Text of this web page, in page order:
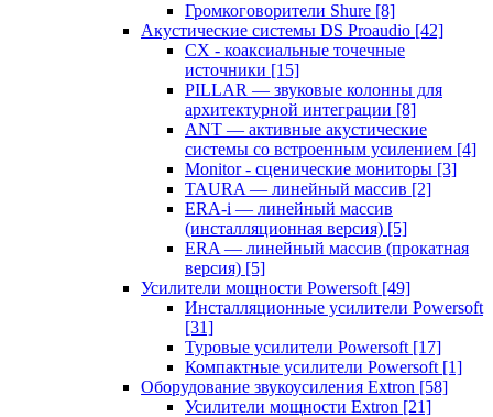
Громкоговорители Shure [8]
Акустические системы DS Proaudio [42]
CX - коаксиальные точечные
источники [15]
PILLAR — звуковые колонны для
архитектурной интеграции [8]
ANT — активные акустические
системы со встроенным усилением [4]
Monitor - сценические мониторы [3]
TAURA — линейный массив [2]
ERA-i — линейный массив
(инсталляционная версия) [5]
ERA — линейный массив (прокатная
версия) [5]
Усилители мощности Powersoft [49]
Инсталляционные усилители Powersoft
[31]
Туровые усилители Powersoft [17]
Компактные усилители Powersoft [1]
Оборудование звукоусиления Extron [58]
Усилители мощности Extron [21]